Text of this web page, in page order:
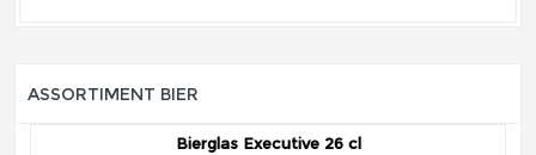
ASSORTIMENT BIER
Bierglas Executive 26 cl